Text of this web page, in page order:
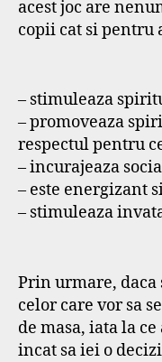
acest joc are
copii cat si
– stimuleaza
– promoveaza
respectul pentru
– incurajeaza
– este energizant
– stimuleaza
Prin urmare,
celor care vor sa
de masa, iata la
incat sa iei o